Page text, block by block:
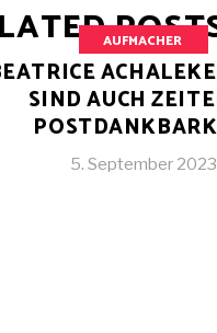
AUFMACHER
SIND AUCH
5. September 2023